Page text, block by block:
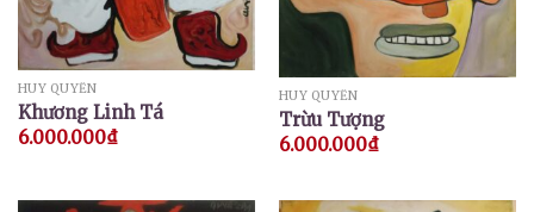
HUY QUYỂN
Khương Linh Tá
6.000.000₫
HUY QUYỂN
Trừu Tượng
6.000.000₫